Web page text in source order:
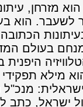
הוא מזרחן,
לשעבר. הוא
בעיתונות
בעולם
היפנית
מילא
מנכ"ל
ישראל, כתב